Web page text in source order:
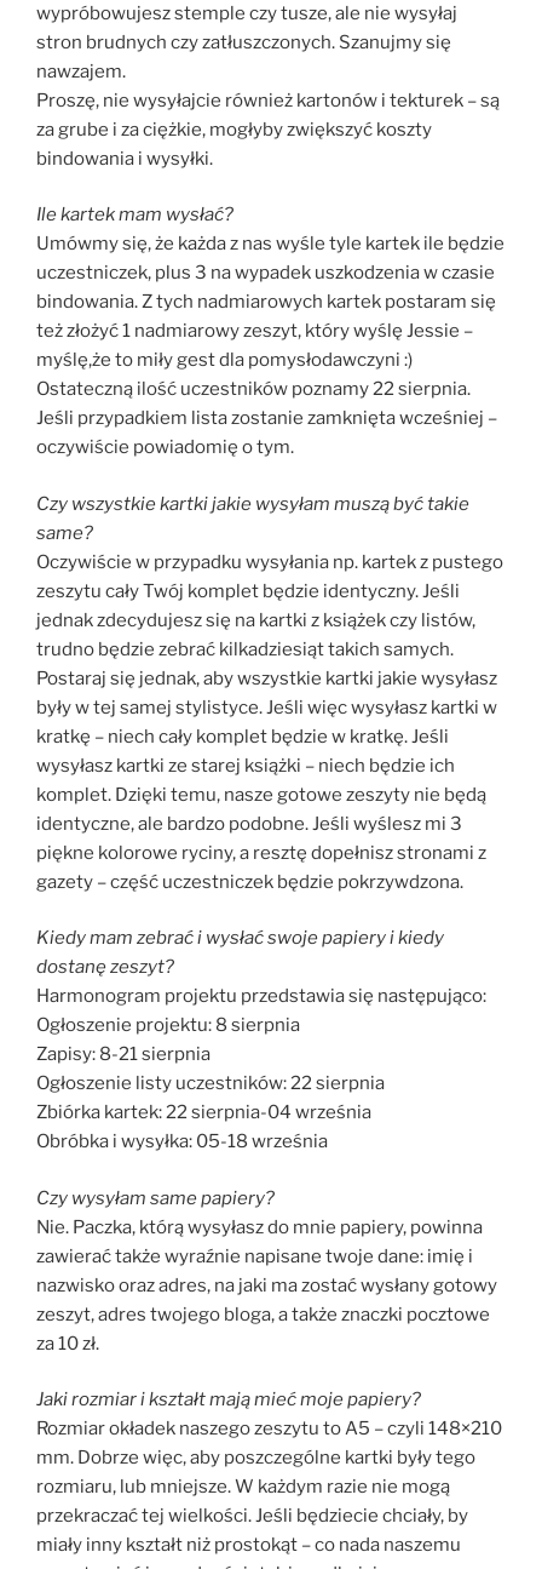
wypróbowujesz stemple czy tusze, ale nie wysyłaj
stron brudnych czy zatłuszczonych. Szanujmy się
nawzajem.
Proszę, nie wysyłajcie również kartonów i tekturek – są
za grube i za ciężkie, mogłyby zwiększyć koszty
bindowania i wysyłki.
Ile kartek mam wysłać?
Umówmy się, że każda z nas wyśle tyle kartek ile będzie
uczestniczek, plus 3 na wypadek uszkodzenia w czasie
bindowania. Z tych nadmiarowych kartek postaram się
też złożyć 1 nadmiarowy zeszyt, który wyślę Jessie –
myślę,że to miły gest dla pomysłodawczyni :)
Ostateczną ilość uczestników poznamy 22 sierpnia.
Jeśli przypadkiem lista zostanie zamknięta wcześniej –
oczywiście powiadomię o tym.
Czy wszystkie kartki jakie wysyłam muszą być takie
same?
Oczywiście w przypadku wysyłania np. kartek z pustego
zeszytu cały Twój komplet będzie identyczny. Jeśli
jednak zdecydujesz się na kartki z książek czy listów,
trudno będzie zebrać kilkadziesiąt takich samych.
Postaraj się jednak, aby wszystkie kartki jakie wysyłasz
były w tej samej stylistyce. Jeśli więc wysyłasz kartki w
kratkę – niech cały komplet będzie w kratkę. Jeśli
wysyłasz kartki ze starej książki – niech będzie ich
komplet. Dzięki temu, nasze gotowe zeszyty nie będą
identyczne, ale bardzo podobne. Jeśli wyślesz mi 3
piękne kolorowe ryciny, a resztę dopełnisz stronami z
gazety – część uczestniczek będzie pokrzywdzona.
Kiedy mam zebrać i wysłać swoje papiery i kiedy
dostanę zeszyt?
Harmonogram projektu przedstawia się następująco:
Ogłoszenie projektu: 8 sierpnia
Zapisy: 8-21 sierpnia
Ogłoszenie listy uczestników: 22 sierpnia
Zbiórka kartek: 22 sierpnia-04 września
Obróbka i wysyłka: 05-18 września
Czy wysyłam same papiery?
Nie. Paczka, którą wysyłasz do mnie papiery, powinna
zawierać także wyraźnie napisane twoje dane: imię i
nazwisko oraz adres, na jaki ma zostać wysłany gotowy
zeszyt, adres twojego bloga, a także znaczki pocztowe
za 10 zł.
Jaki rozmiar i kształt mają mieć moje papiery?
Rozmiar okładek naszego zeszytu to A5 – czyli 148×210
mm. Dobrze więc, aby poszczególne kartki były tego
rozmiaru, lub mniejsze. W każdym razie nie mogą
przekraczać tej wielkości. Jeśli będziecie chciały, by
miały inny kształt niż prostokąt – co nada naszemu